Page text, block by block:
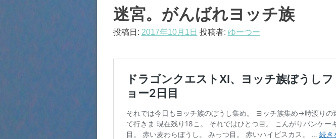
迷宮。がんばれヨッチ族
投稿日: 2017年10月1日 投稿者: ゆーつー